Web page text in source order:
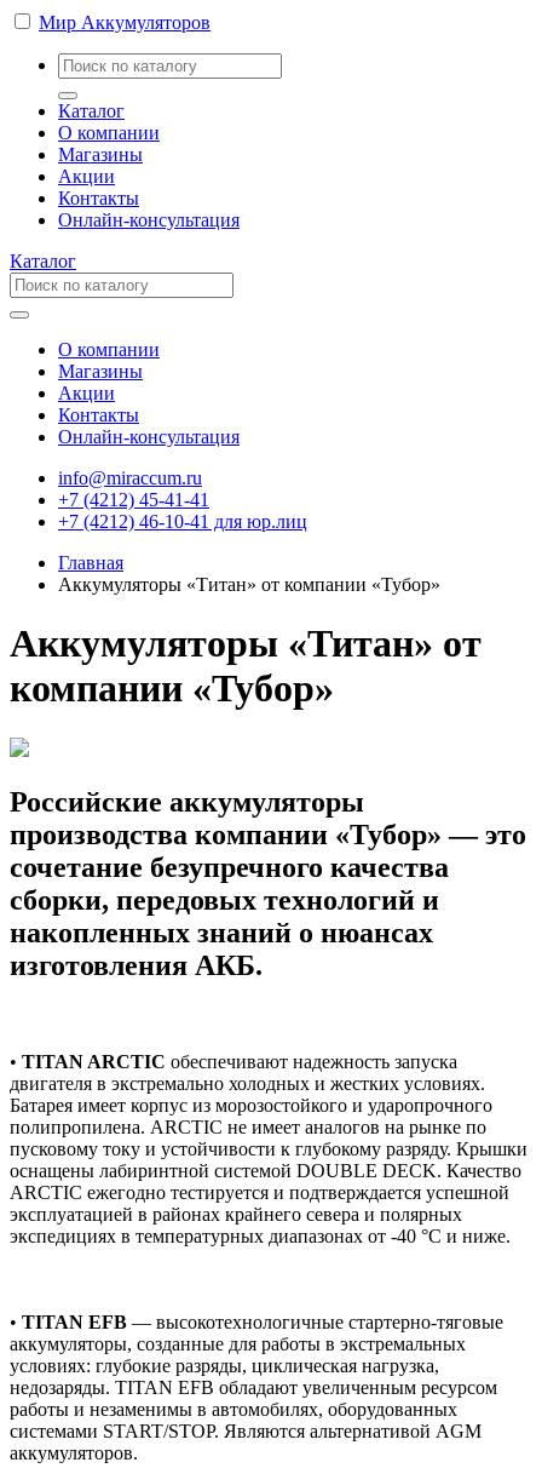
Мир Аккумуляторов
Каталог
О компании
Магазины
Акции
Контакты
Онлайн-консультация
Каталог
О компании
Магазины
Акции
Контакты
Онлайн-консультация
info@miraccum.ru
+7 (4212) 45-41-41
+7 (4212) 46-10-41 для юр.лиц
Главная
Аккумуляторы «Титан» от компании «Тубор»
Аккумуляторы «Титан» от
компании «Тубор»
Российские аккумуляторы
производства компании «Тубор» — это
сочетание безупречного качества
сборки, передовых технологий и
накопленных знаний о нюансах
изготовления АКБ.
• TITAN ARCTIC обеспечивают надежность запуска
двигателя в экстремально холодных и жестких условиях.
Батарея имеет корпус из морозостойкого и ударопрочного
полипропилена. ARCTIC не имеет аналогов на рынке по
пусковому току и устойчивости к глубокому разряду. Крышки
оснащены лабиринтной системой DOUBLE DECK. Качество
ARCTIC ежегодно тестируется и подтверждается успешной
эксплуатацией в районах крайнего севера и полярных
экспедициях в температурных диапазонах от -40 °C и ниже.
• TITAN EFB — высокотехнологичные стартерно-тяговые
аккумуляторы, созданные для работы в экстремальных
условиях: глубокие разряды, циклическая нагрузка,
недозаряды. TITAN EFB обладают увеличенным ресурсом
работы и незаменимы в автомобилях, оборудованных
системами START/STOP. Являются альтернативой AGM
аккумуляторов.